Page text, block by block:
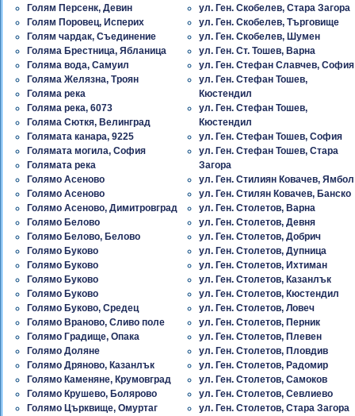
Голям Персенк, Девин
Голям Поровец, Исперих
Голям чардак, Съединение
Голяма Брестница, Ябланица
Голяма вода, Самуил
Голяма Желязна, Троян
Голяма река
Голяма река, 6073
Голяма Сюткя, Велинград
Голямата канара, 9225
Голямата могила, София
Голямата река
Голямо Асеново
Голямо Асеново
Голямо Асеново, Димитровград
Голямо Белово
Голямо Белово, Белово
Голямо Буково
Голямо Буково
Голямо Буково
Голямо Буково
Голямо Буково, Средец
Голямо Враново, Сливо поле
Голямо Градище, Опака
Голямо Доляне
Голямо Дряново, Казанлък
Голямо Каменяне, Крумовград
Голямо Крушево, Болярово
Голямо Църквище, Омуртаг
ул. Ген. Скобелев, Стара Загора
ул. Ген. Скобелев, Търговище
ул. Ген. Скобелев, Шумен
ул. Ген. Ст. Тошев, Варна
ул. Ген. Стефан Славчев, София
ул. Ген. Стефан Тошев,
Кюстендил
ул. Ген. Стефан Тошев,
Кюстендил
ул. Ген. Стефан Тошев, София
ул. Ген. Стефан Тошев, Стара
Загора
ул. Ген. Стилиян Ковачев, Ямбол
ул. Ген. Стилян Ковачев, Банско
ул. Ген. Столетов, Варна
ул. Ген. Столетов, Девня
ул. Ген. Столетов, Добрич
ул. Ген. Столетов, Дупница
ул. Ген. Столетов, Ихтиман
ул. Ген. Столетов, Казанлък
ул. Ген. Столетов, Кюстендил
ул. Ген. Столетов, Ловеч
ул. Ген. Столетов, Перник
ул. Ген. Столетов, Плевен
ул. Ген. Столетов, Пловдив
ул. Ген. Столетов, Радомир
ул. Ген. Столетов, Самоков
ул. Ген. Столетов, Севлиево
ул. Ген. Столетов, Стара Загора